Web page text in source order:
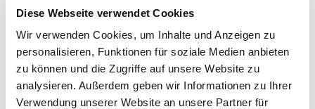
Diese Webseite verwendet Cookies
Wir verwenden Cookies, um Inhalte und Anzeigen zu
personalisieren, Funktionen für soziale Medien anbieten
zu können und die Zugriffe auf unsere Website zu
analysieren. Außerdem geben wir Informationen zu Ihrer
Verwendung unserer Website an unsere Partner für
Eigenschaften
Bewertungen
Teilen